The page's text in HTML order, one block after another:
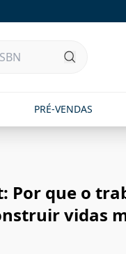
PRÉ-VENDAS
Por que o
vidas